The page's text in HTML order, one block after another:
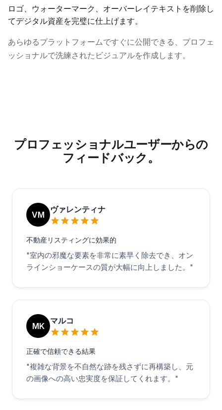
ロゴ、ウォーターマーク、オーバーレイテキストを削除し
てデジタル資産を完璧に仕上げます。
あらゆるプラットフォームですぐに公開できる、プロフェ
ッショナルで洗練されたビジュアルを作成します。
プロフェッショナルユーザーからの
フィードバック。
VM
ヴァレンティナ
不動産リスティングに効果的
"室内の邪魔な要素を非常に素早く除去でき、オン
ラインショーケースの質が大幅に向上しました。 "
MK
マルコ
正確で信頼できる結果
"複雑な背景を不自然な跡を残さずに再構築し、元
の画像への高い忠実度を保証してくれます。 "